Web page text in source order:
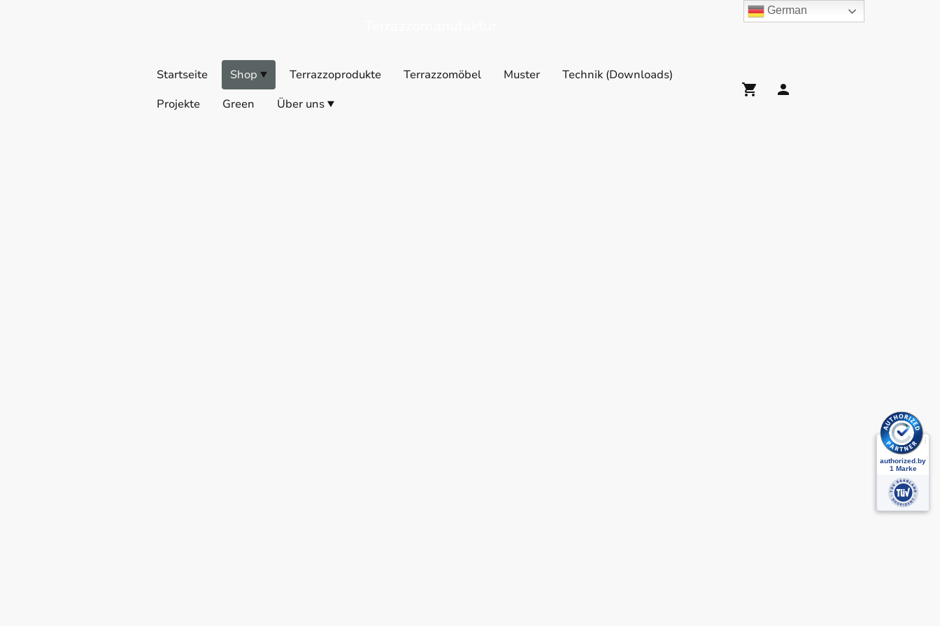
Startseite Shop Terrazzoprodukte Terrazzomöbel Muster
Technik (Downloads)
Projekte
Green Über uns
German